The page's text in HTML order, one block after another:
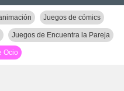
Juegos de cómics
Juegos de Encuentra la Pareja
Ocio